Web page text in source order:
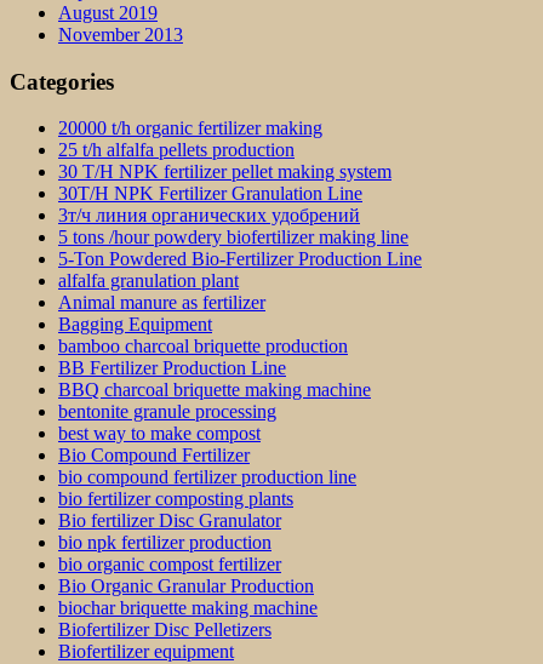
August 2019
November 2013
Categories
20000 t/h organic fertilizer making
25 t/h alfalfa pellets production
30 T/H NPK fertilizer pellet making system
30T/H NPK Fertilizer Granulation Line
3т/ч линия органических удобрений
5 tons /hour powdery biofertilizer making line
5-Ton Powdered Bio-Fertilizer Production Line
alfalfa granulation plant
Animal manure as fertilizer
Bagging Equipment
bamboo charcoal briquette production
BB Fertilizer Production Line
BBQ charcoal briquette making machine
bentonite granule processing
best way to make compost
Bio Compound Fertilizer
bio compound fertilizer production line
bio fertilizer composting plants
Bio fertilizer Disc Granulator
bio npk fertilizer production
bio organic compost fertilizer
Bio Organic Granular Production
biochar briquette making machine
Biofertilizer Disc Pelletizers
Biofertilizer equipment